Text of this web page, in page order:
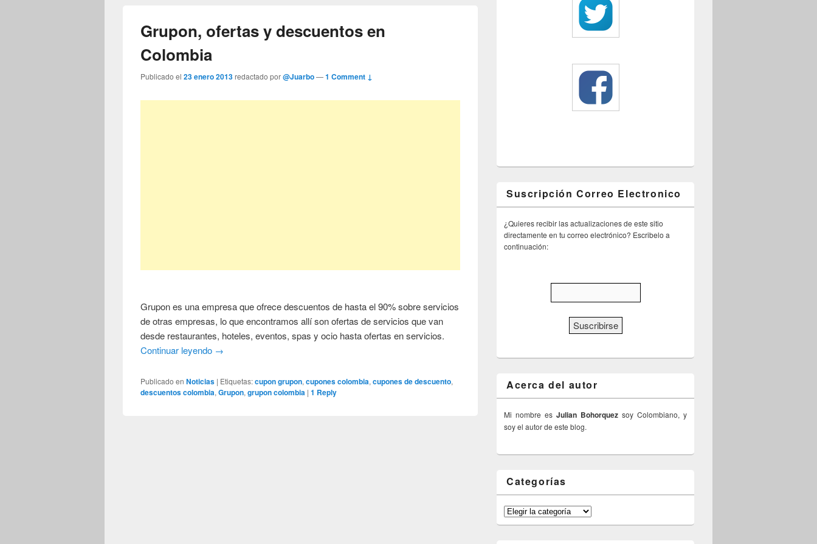
Grupon, ofertas y descuentos en
Colombia
Publicado el23 enero 2013redactado por@Juarbo—1 Comment ↓
Grupon es una empresa que ofrece descuentos de hasta el 90% sobre servicios
de otras empresas, lo que encontramos allí son ofertas de servicios que van
desde restaurantes, hoteles, eventos, spas y ocio hasta ofertas en servicios.
Continuar leyendo →
Publicado en Noticias | Etiquetas:cupon grupon,cupones colombia,cupones de descuento,
descuentos colombia,Grupon,grupon colombia |1 Reply
Suscripción Correo Electronico
¿Quieres recibir las actualizaciones de este sitio
directamente en tu correo electrónico? Escribelo a
continuación:
Acerca del autor
Mi nombre es Julian Bohorquez soy Colombiano, y
soy el autor de este blog.
Categorías
Categorías